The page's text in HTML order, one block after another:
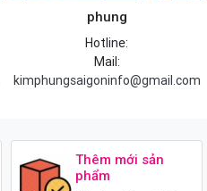
phung
Hotline:
Mail:
kimphungsaigoninfo@gmail.com
Thêm mới sản
phẩm